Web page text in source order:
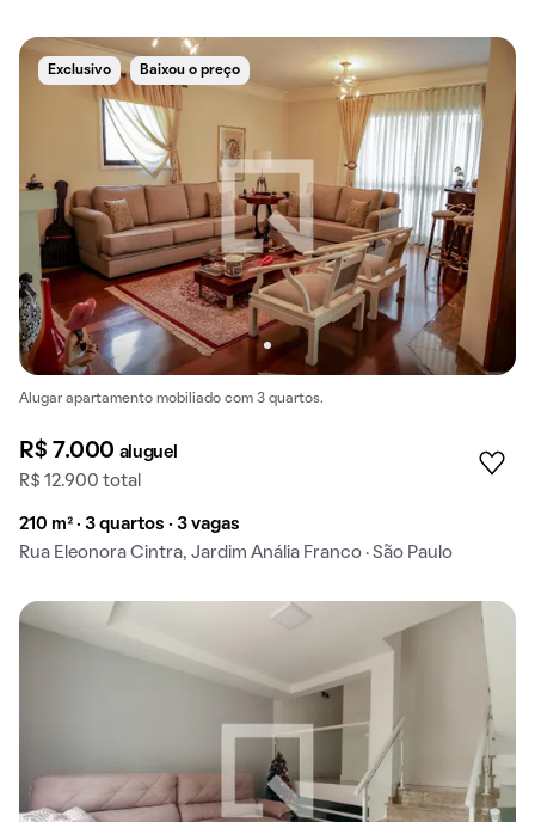
Exclusivo Baixou o preço
Alugar apartamento mobiliado com 3 quartos.
R$ 7.000 aluguel
R$ 12.900 total
210 m² · 3 quartos · 3 vagas
Rua Eleonora Cintra, Jardim Anália Franco · São Paulo